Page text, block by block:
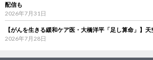
配信も
2026年7月31日
【がんを生きる緩和ケア医・大橋洋平「足し算命」】
2026年7月28日